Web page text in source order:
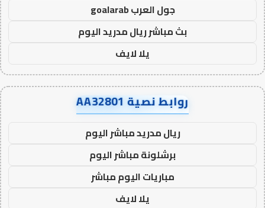
جول العرب goalarab
بث مباشر ريال مدريد اليوم
يلا لايف
روابط نصية AA32801
ريال مدريد مباشر اليوم
برشلونة مباشر اليوم
مباريات اليوم مباشر
يلا لايف